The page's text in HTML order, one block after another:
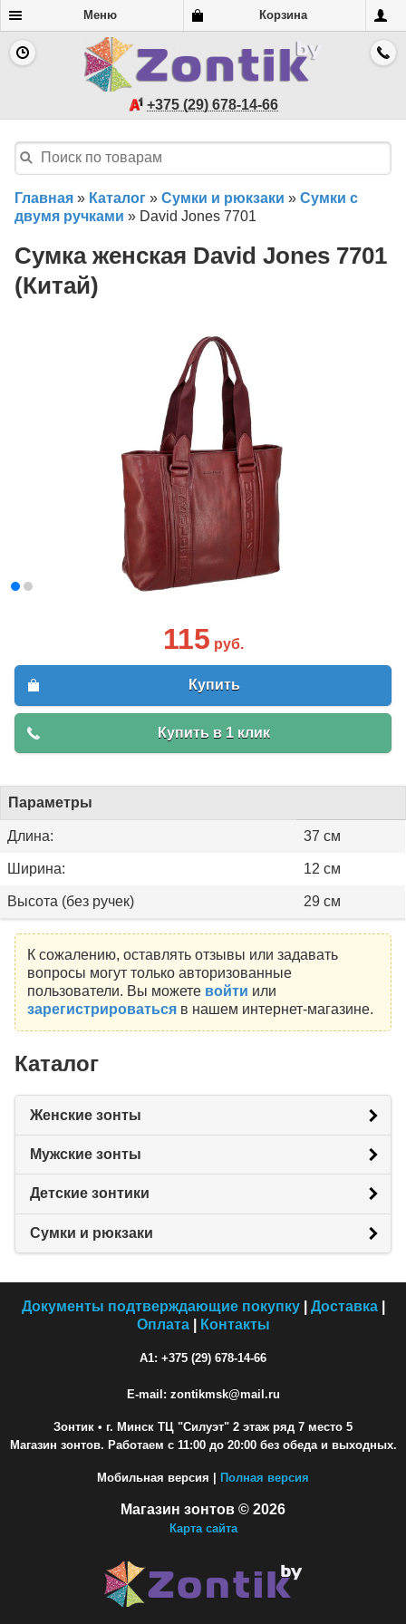
Меню Корзина
+375 (29) 678-14-66
Главная » Каталог » Сумки и рюкзаки » Сумки с
двумя ручками » David Jones 7701
Сумка женская David Jones 7701
(Китай)
115 руб.
Купить
Купить в 1 клик
Параметры
Длина: 37 см
Ширина: 12 см
Высота (без ручек) 29 см
К сожалению, оставлять отзывы или задавать
вопросы могут только авторизованные
пользователи. Вы можете войти или
зарегистрироватьсяв нашем интернет-магазине.
Каталог
Женские зонты
Мужские зонты
Детские зонтики
Сумки и рюкзаки
Документы подтверждающие покупку| Доставка|
Оплата| Контакты
A1: +375 (29) 678-14-66
E-mail: zontikmsk@mail.ru
Зонтик • г. Минск ТЦ "Силуэт" 2 этаж ряд 7 место 5
Магазин зонтов. Работаем с 11:00 до 20:00 без обеда и выходных.
Мобильная версия | Полная версия
Магазин зонтов © 2026
Карта сайта